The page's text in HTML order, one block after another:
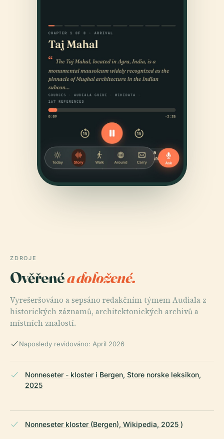
ZDROJE
Ověřenéa doložené.
Vyrešeršováno a sepsáno redakčním týmem Audiala z
historických záznamů, architektonických archivů a
místních znalostí.
Naposledy revidováno: April 2026
Nonneseter - kloster i Bergen, Store norske leksikon,
2025
Nonneseter kloster (Bergen), Wikipedia, 2025 )